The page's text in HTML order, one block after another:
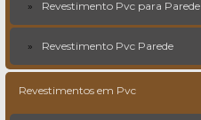
Revestimento Pvc para Parede
Revestimento Pvc Parede
Revestimentos em Pvc